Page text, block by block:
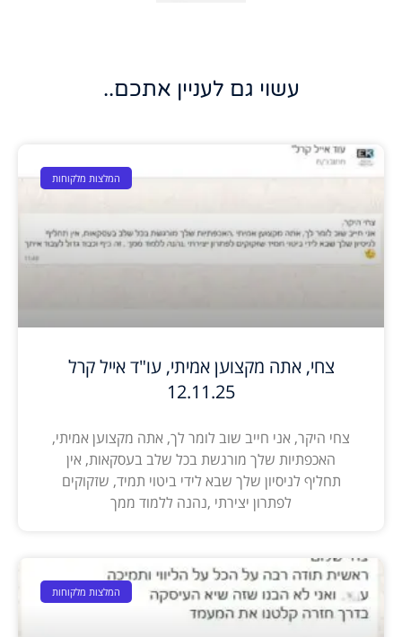
עשוי גם לעניין אתכם..
המלצות מלקוחות
צחי, אתה מקצוען אמיתי, עו"ד אייל קרל
12.11.25
צחי היקר, אני חייב שוב לומר לך, אתה מקצוען אמיתי,
האכפתיות שלך מורגשת בכל שלב בעסקאות, אין
תחליף לניסיון שלך שבא לידי ביטוי תמיד, שזקוקים
לפתרון יצירתי ,נהנה ללמוד ממך
המלצות מלקוחות